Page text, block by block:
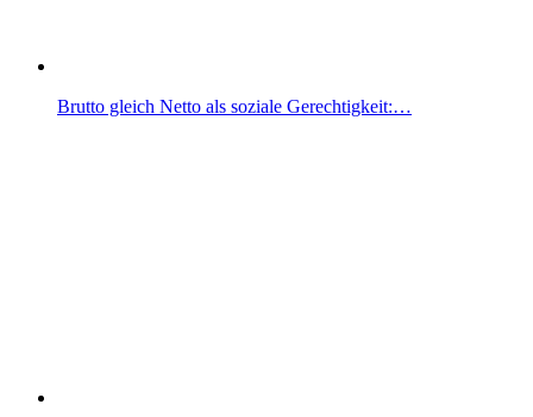
Brutto gleich Netto als soziale Gerechtigkeit:…